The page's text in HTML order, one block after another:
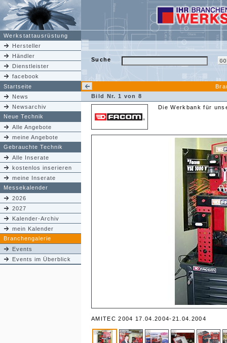
Werkstattausrüstung
Hersteller
Händler
Dienstleister
facebook
Suche
Startseite
News
Newsarchiv
Neue Technik
Alle Angebote
meine Angebote
Gebrauchte Technik
Alle Inserate
kostenlos inserieren
meine Inserate
Messekalender
2026
2027
Kalender-Archiv
mein Kalender
Branchengalerie
Events
Events im Überblick
Bild Nr. 1 von 8
Die Werkbank für
AMITEC 2004 17.04.2004-21.04.2004